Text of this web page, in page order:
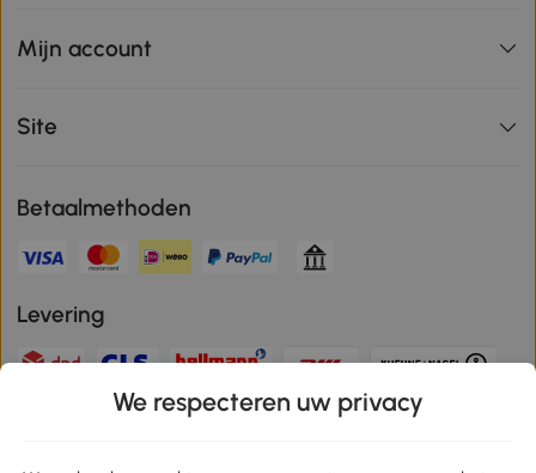
Mijn account
Site
Betaalmethoden
Levering
Veilige betaling
We respecteren uw privacy